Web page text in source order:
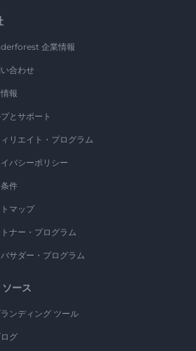
企業情報
合わせ
報
とサポート
リエイト・プログラム
バシーポリシー
件
マップ
ナー・プログラム
サダー・プログラム
ソース
ンディング ツール
グ